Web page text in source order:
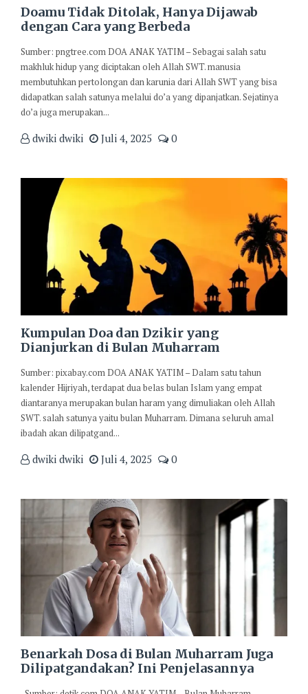
Doamu Tidak Ditolak, Hanya Dijawab
dengan Cara yang Berbeda
Sumber: pngtree.com DOA ANAK YATIM – Sebagai salah satu
makhluk hidup yang diciptakan oleh Allah SWT. manusia
membutuhkan pertolongan dan karunia dari Allah SWT yang bisa
didapatkan salah satunya melalui do’a yang dipanjatkan. Sejatinya
do’a juga merupakan...
dwiki dwiki Juli 4, 2025 0
Kumpulan Doa dan Dzikir yang
Dianjurkan di Bulan Muharram
Sumber: pixabay.com DOA ANAK YATIM – Dalam satu tahun
kalender Hijriyah, terdapat dua belas bulan Islam yang empat
diantaranya merupakan bulan haram yang dimuliakan oleh Allah
SWT. salah satunya yaitu bulan Muharram. Dimana seluruh amal
ibadah akan dilipatgand...
dwiki dwiki Juli 4, 2025 0
Benarkah Dosa di Bulan Muharram Juga
Dilipatgandakan? Ini Penjelasannya